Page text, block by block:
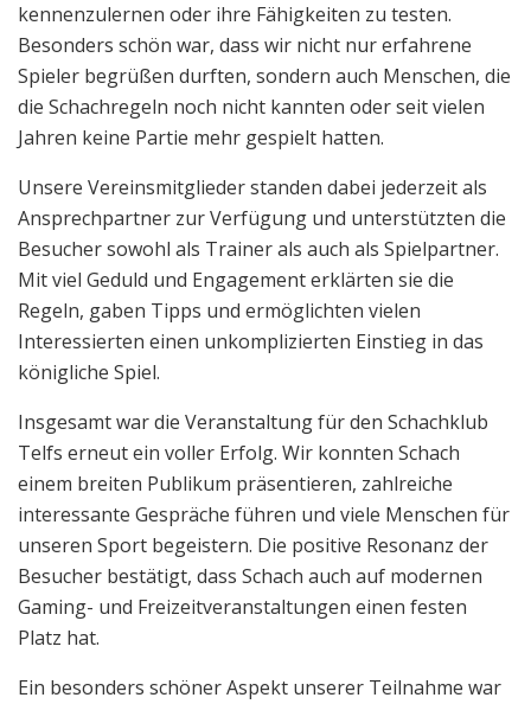
kennenzulernen oder ihre Fähigkeiten zu testen.
Besonders schön war, dass wir nicht nur erfahrene
Spieler begrüßen durften, sondern auch Menschen, die
die Schachregeln noch nicht kannten oder seit vielen
Jahren keine Partie mehr gespielt hatten.
Unsere Vereinsmitglieder standen dabei jederzeit als
Ansprechpartner zur Verfügung und unterstützten die
Besucher sowohl als Trainer als auch als Spielpartner.
Mit viel Geduld und Engagement erklärten sie die
Regeln, gaben Tipps und ermöglichten vielen
Interessierten einen unkomplizierten Einstieg in das
königliche Spiel.
Insgesamt war die Veranstaltung für den Schachklub
Telfs erneut ein voller Erfolg. Wir konnten Schach
einem breiten Publikum präsentieren, zahlreiche
interessante Gespräche führen und viele Menschen für
unseren Sport begeistern. Die positive Resonanz der
Besucher bestätigt, dass Schach auch auf modernen
Gaming- und Freizeitveranstaltungen einen festen
Platz hat.
Ein besonders schöner Aspekt unserer Teilnahme war